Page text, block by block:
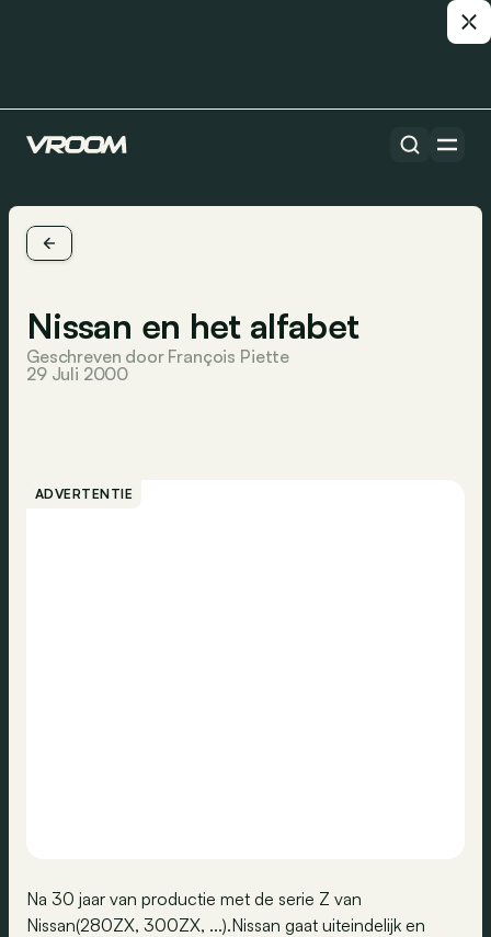
Nissan en het alfabet
Geschreven door François Piette
29 Juli 2000
ADVERTENTIE
Na 30 jaar van productie met de serie Z van
Nissan(280ZX, 300ZX, ...).Nissan gaat uiteindelijk en